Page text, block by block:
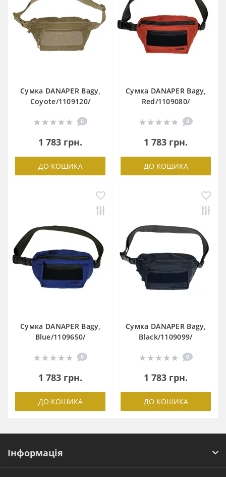
Сумка DANAPER Bagy,
Coyote/1109120/
0
1 783 грн.
ДО КОШИКА
Сумка DANAPER Bagy,
Red/1109080/
0
1 783 грн.
ДО КОШИКА
Сумка DANAPER Bagy,
Blue/1109650/
0
1 783 грн.
ДО КОШИКА
Сумка DANAPER Bagy,
Black/1109099/
0
1 783 грн.
ДО КОШИКА
Інформація